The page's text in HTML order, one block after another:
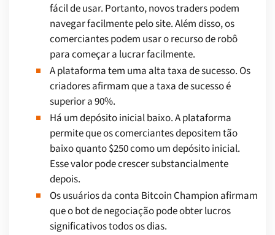
fácil de usar. Portanto, novos traders podem
navegar facilmente pelo site. Além disso, os
comerciantes podem usar o recurso de robô
para começar a lucrar facilmente.
A plataforma tem uma alta taxa de sucesso. Os
criadores afirmam que a taxa de sucesso é
superior a 90%.
Há um depósito inicial baixo. A plataforma
permite que os comerciantes depositem tão
baixo quanto $250 como um depósito inicial.
Esse valor pode crescer substancialmente
depois.
Os usuários da conta Bitcoin Champion afirmam
que o bot de negociação pode obter lucros
significativos todos os dias.